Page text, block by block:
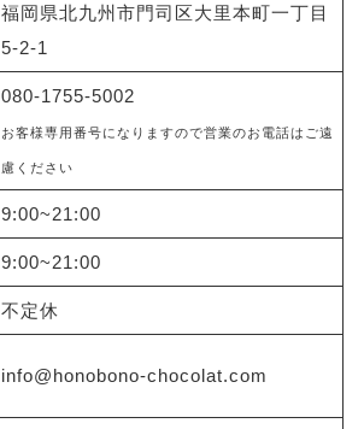
福岡県北九州市門司区大里本町一丁目
5-2-1
080-1755-5002
お客様専用番号になりますので営業のお電話はご遠
慮ください
9:00~21:00
9:00~21:00
不定休
info@honobono-chocolat.com